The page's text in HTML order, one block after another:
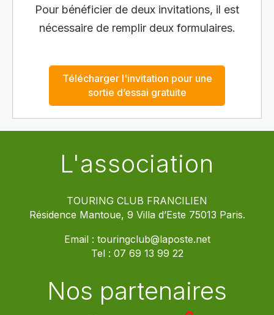
Pour bénéficier de deux invitations, il est
nécessaire de remplir deux formulaires.
Télécharger l'invitation pour une
sortie d’essai gratuite
L'association
TOURING CLUB FRANCILIEN
Résidence Mantoue, 9 Villa d’Este 75013 Paris.
Email : touringclub@laposte.net
Tel : 07 69 13 99 22
Nos partenaires